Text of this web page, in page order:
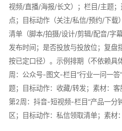
视频/直播/海报/长文）；栏目/主题
点；目标动作（关注/私信/预约/下载
清单（脚本/拍摄/设计/剪辑/配音/字
发布时间；是否投放与投放位；复盘
按已定口径）。示例排期（不依赖具
周：公众号-图文-栏目“行业一问一
题；目标动作：收藏/转发；素材：客
第2周：抖音-短视频-栏目“产品一分
区；目标动作：私信领取清单；素材